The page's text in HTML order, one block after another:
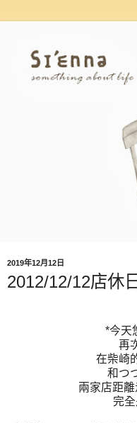
2019年12月12日
2012/12/12店休
*今天
再
在柴崎
和つ
兩家店距
完